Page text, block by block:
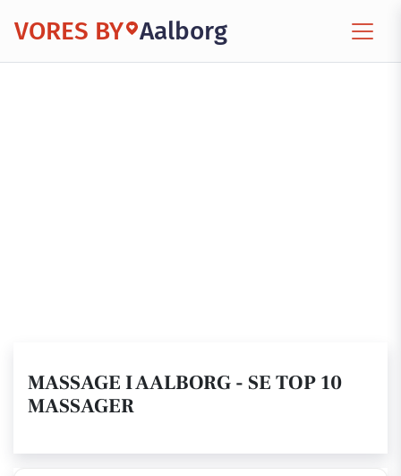
VORES BY Aalborg
MASSAGE I AALBORG - SE TOP 10
MASSAGER